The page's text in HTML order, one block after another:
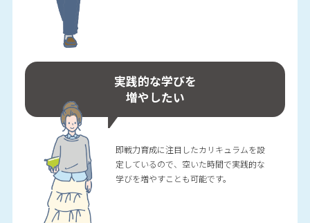
実践的な学びを
増やしたい
即戦力育成に注目したカリキュラムを設
定しているので、空いた時間で実践的な
学びを増やすことも可能です。